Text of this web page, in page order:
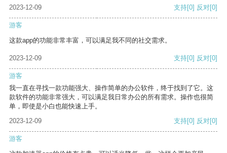
2023-12-09
支持[0] 反对[0]
游客
这款app的功能非常丰富，可以满足我不同的社交需求。
2023-12-09 支持[0] 反对[0]
游客
我一直在寻找一款功能强大、操作简单的办公软件，终于找到了它。这
款软件的功能非常强大，可以满足我日常办公的所有需求。操作也很简
单，即使是小白也能快速上手。
2023-12-09
支持[0] 反对[0]
游客